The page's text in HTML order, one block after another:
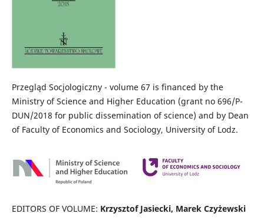
Przegląd Socjologiczny - volume 67 is financed by the
Ministry of Science and Higher Education (grant no 696/P-
DUN/2018 for public dissemination of science) and by Dean
of Faculty of Economics and Sociology, University of Lodz.
EDITORS OF VOLUME: Krzysztof Jasiecki, Marek Czyżewski